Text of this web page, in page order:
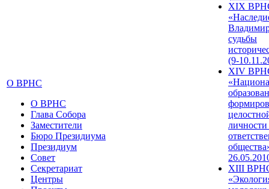
О ВРНС
О ВРНС
Глава Собора
Заместители
Бюро Президиума
Президиум
Совет
Секретариат
Центры
XIX
судьбы
(9-
XIV
XIII